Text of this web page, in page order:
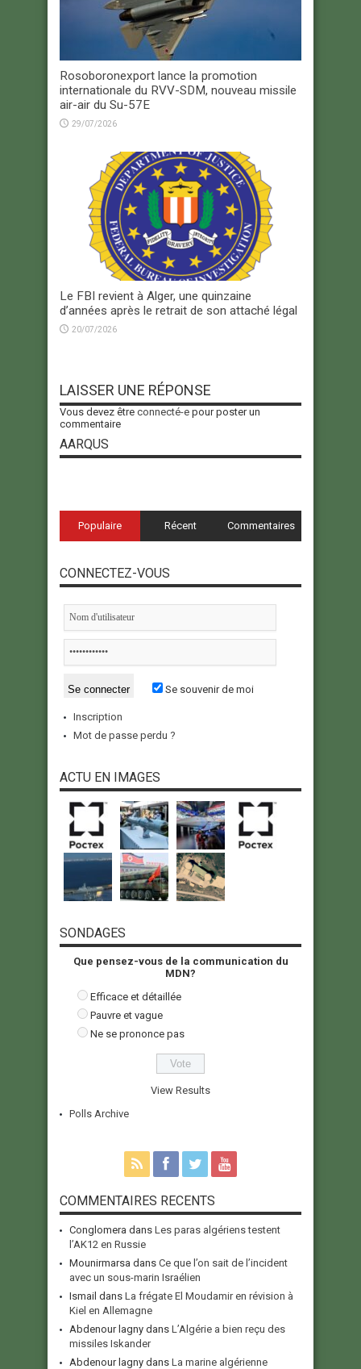
Rosoboronexport lance la promotion
internationale du RVV-SDM, nouveau missile
air-air du Su-57E
29/07/2026
Le FBI revient à Alger, une quinzaine
d’années après le retrait de son attaché légal
20/07/2026
LAISSER UNE RÉPONSE
Vous devez être connecté-e pour poster un
commentaire
AARQUS
Populaire Récent Commentaires
CONNECTEZ-VOUS
Se souvenir de moi
Inscription
Mot de passe perdu ?
ACTU EN IMAGES
SONDAGES
Que pensez-vous de la communication du
MDN?
Efficace et détaillée
Pauvre et vague
Ne se prononce pas
View Results
Polls Archive
COMMENTAIRES RECENTS
Conglomera dans Les paras algériens testent
l’AK12 en Russie
Mounirmarsa dans Ce que l’on sait de l’incident
avec un sous-marin Israélien
Ismail dans La frégate El Moudamir en révision à
Kiel en Allemagne
Abdenour lagny dans L’Algérie a bien reçu des
missiles Iskander
Abdenour lagny dans La marine algérienne